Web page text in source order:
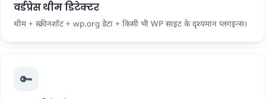
वर्डप्रेस थीम डिटेक्टर
थीम + स्क्रीनशॉट + wp.org डेटा + किसी भी WP साइट के दृश्यमान प्लगइन्स।
🔑